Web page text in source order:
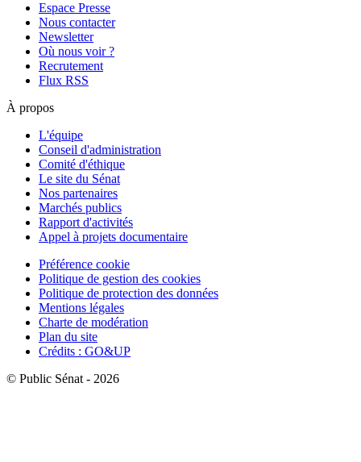
Espace Presse
Nous contacter
Newsletter
Où nous voir ?
Recrutement
Flux RSS
À propos
L'équipe
Conseil d'administration
Comité d'éthique
Le site du Sénat
Nos partenaires
Marchés publics
Rapport d'activités
Appel à projets documentaire
Préférence cookie
Politique de gestion des cookies
Politique de protection des données
Mentions légales
Charte de modération
Plan du site
Crédits : GO&UP
© Public Sénat - 2026